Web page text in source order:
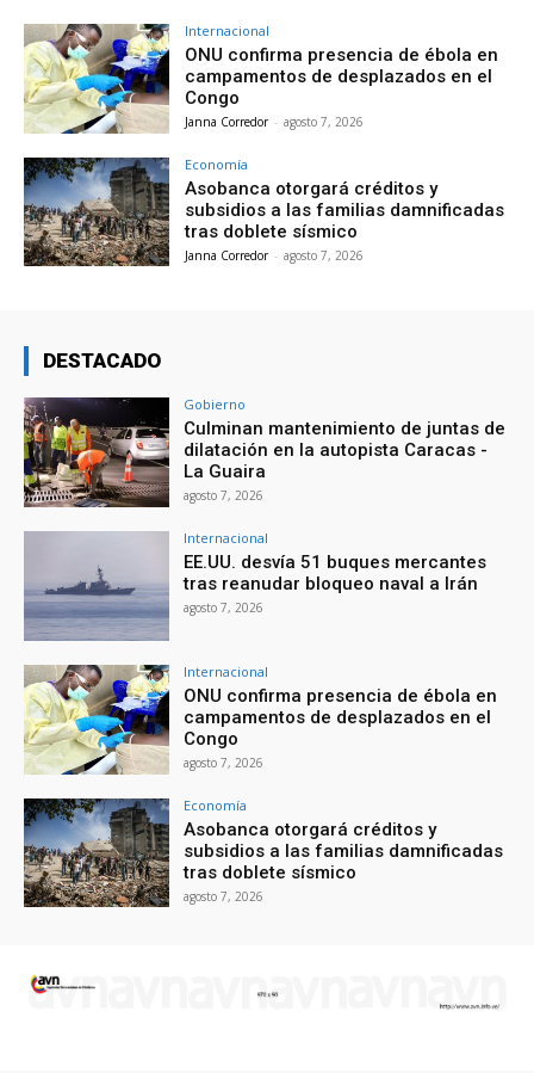
Internacional
ONU confirma presencia de ébola en
campamentos de desplazados en el
Congo
Janna Corredor - agosto 7, 2026
Economía
Asobanca otorgará créditos y
subsidios a las familias damnificadas
tras doblete sísmico
Janna Corredor - agosto 7, 2026
DESTACADO
Gobierno
Culminan mantenimiento de juntas de
dilatación en la autopista Caracas -
La Guaira
agosto 7, 2026
Internacional
EE.UU. desvía 51 buques mercantes
tras reanudar bloqueo naval a Irán
agosto 7, 2026
Internacional
ONU confirma presencia de ébola en
campamentos de desplazados en el
Congo
agosto 7, 2026
Economía
Asobanca otorgará créditos y
subsidios a las familias damnificadas
tras doblete sísmico
agosto 7, 2026